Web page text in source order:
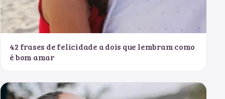
42 frases de felicidade a dois que lembram como
é bom amar